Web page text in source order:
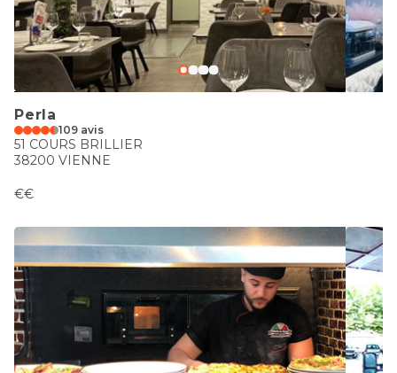
Perla
109 avis
51 COURS BRILLIER
38200 VIENNE
€€